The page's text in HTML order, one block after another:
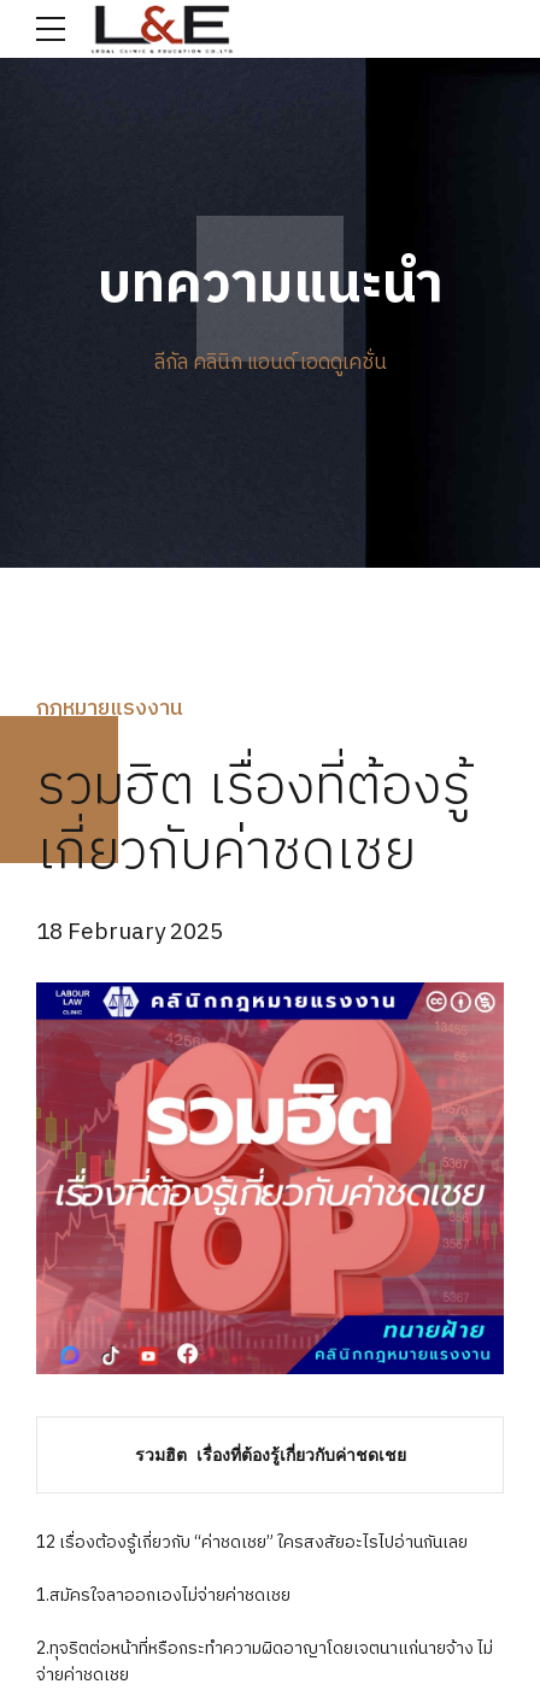
บทความแนะนำ
ลีกัล คลินิก แอนด์ เอดดูเคชั่น
กฏหมายแรงงาน
รวมฮิต เรื่องที่ต้องรู้
เกี่ยวกับค่าชดเชย
18 February 2025
รวมฮิต เรื่องที่ต้องรู้เกี่ยวกับค่าชดเชย
12 เรื่องต้องรู้เกี่ยวกับ “ค่าชดเชย” ใครสงสัยอะไรไปอ่านกันเลย
1.สมัครใจลาออกเองไม่จ่ายค่าชดเชย
2.ทุจริตต่อหน้าที่หรือกระทำความผิดอาญาโดยเจตนาแก่นายจ้าง ไม่
จ่ายค่าชดเชย